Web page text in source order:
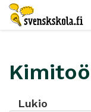
Lukio